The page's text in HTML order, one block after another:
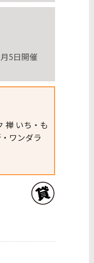
5日開催
禅 いち・も
ワンダラ